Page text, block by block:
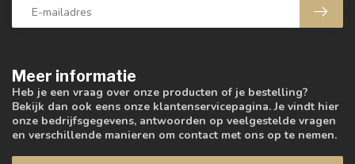
Meer informatie
Heb je een vraag over onze producten of je bestelling?
Bekijk dan ook eens onze klantenservicepagina. Je vindt hier
onze bedrijfsgegevens, antwoorden op veelgestelde vragen
en verschillende manieren om contact met ons op te nemen.